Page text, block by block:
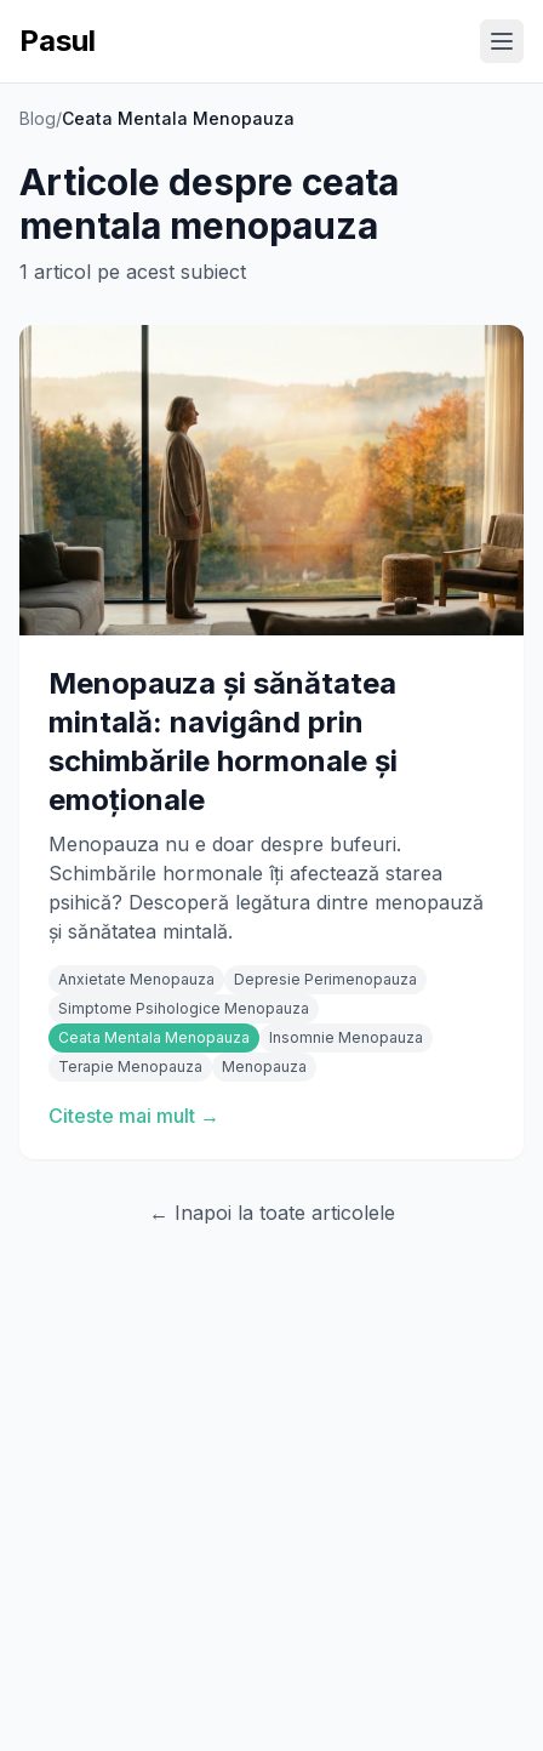
Pasul
Blog/Ceata Mentala Menopauza
Articole despre ceata
mentala menopauza
1 articol pe acest subiect
Menopauza și sănătatea
mintală: navigând prin
schimbările hormonale și
emoționale
Menopauza nu e doar despre bufeuri.
Schimbările hormonale îți afectează starea
psihică? Descoperă legătura dintre menopauză
și sănătatea mintală.
Anxietate Menopauza
Depresie Perimenopauza
Simptome Psihologice Menopauza
Ceata Mentala Menopauza
Insomnie Menopauza
Terapie Menopauza
Menopauza
Citeste mai mult →
← Inapoi la toate articolele